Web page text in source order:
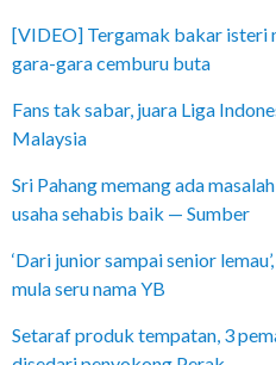
[VIDEO] Tergamak bakar isteri
gara-gara cemburu buta
Fans tak sabar, juara Liga
Malaysia
Sri Pahang memang ada
usaha sehabis baik — Sumber
‘Dari junior sampai senior
mula seru nama YB
Setaraf produk tempatan, 3